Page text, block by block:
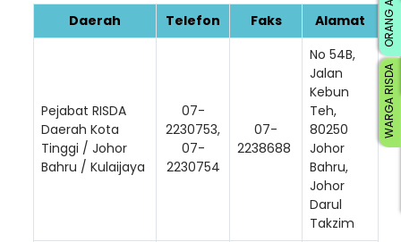
Daerah Telefon Faks Alamat
Pejabat RISDA
Daerah Kota
Tinggi / Johor
Bahru / Kulaijaya
07-
2230753,
07-
2230754
07-
2238688
No 54B,
Jalan
Kebun
Teh,
80250
Johor
Bahru,
Johor
Darul
Takzim
WARGA RISDA